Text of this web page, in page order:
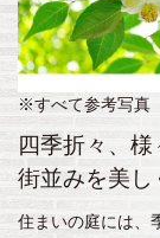
※すべて参考写真
四季折々、
街並みを美し
住まいの庭には、